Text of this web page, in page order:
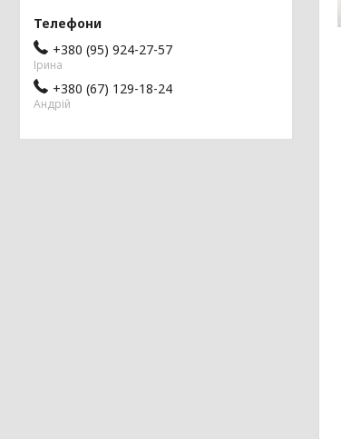
+380 (95) 924-27-57
Ірина
+380 (67) 129-18-24
Андрій